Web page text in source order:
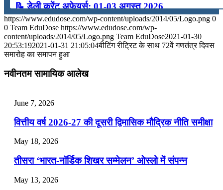
📝 डेली करेंट अफेयर्स: 01-03 अगस्त 2026
July 31, 2026
📝 डेली करेंट अफेयर्स: 28-31 जुलाई 2026
July 25, 2026
📝 डेली करेंट अफेयर्स: 22-24 जुलाई 2026
July 22, 2026
📝 डेली करेंट अफेयर्स: 19-21 जुलाई 2026
July 19, 2026
https://www.edudose.com/wp-content/uploads/2014/05/Logo.png 0
0 Team EduDose https://www.edudose.com/wp-
content/uploads/2014/05/Logo.png Team EduDose2021-01-30
20:53:192021-01-31 21:05:04बीटिंग रीट्रिट के साथ 72वें गणतंत्र दिवस
समारोह का समापन हुआ
नवीनतम सामायिक आलेख
June 7, 2026
वित्तीय वर्ष 2026-27 की दूसरी द्विमासिक मौद्रिक नीति समीक्षा
May 18, 2026
तीसरा ‘भारत-नॉर्डिक शिखर सम्मेलन’ ओस्लो में संपन्न
May 13, 2026